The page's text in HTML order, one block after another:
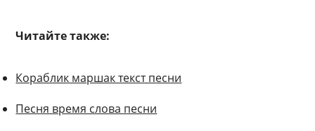
Читайте также:
Кораблик маршак текст песни
Песня время слова песни